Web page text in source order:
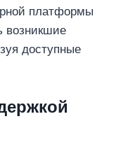
платформы
возникшие
доступные